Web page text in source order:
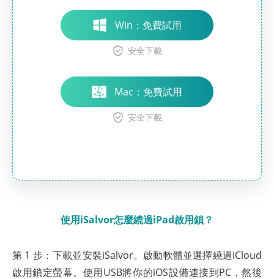
Win：免費試用
安全下載
Mac：免費試用
安全下載
使用iSalvor怎麼繞過iPad啟用鎖？
第 1 步：下載並安裝iSalvor。啟動軟體並選擇繞過iCloud
啟用鎖定螢幕。使用USB將你的iOS設備連接到PC，然後